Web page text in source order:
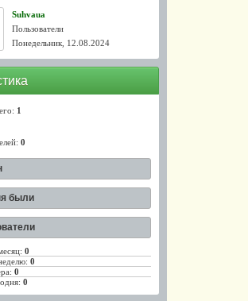
Suhvaua
Пользователи
Понедельник, 12.08.2024
1
0
были
0
0
0
0